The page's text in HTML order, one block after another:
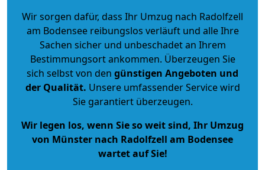
Wir sorgen dafür, dass Ihr Umzug nach Radolfzell
am Bodensee reibungslos verläuft und alle Ihre
Sachen sicher und unbeschadet an Ihrem
Bestimmungsort ankommen. Überzeugen Sie
sich selbst von den günstigen Angeboten und
der Qualität. Unsere umfassender Service wird
Sie garantiert überzeugen.
Wir legen los, wenn Sie so weit sind, Ihr Umzug
von Münster nach Radolfzell am Bodensee
wartet auf Sie!